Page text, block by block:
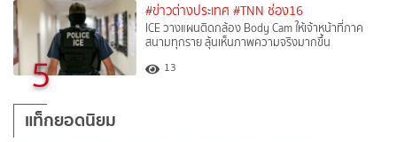
5
#ข่าวต่างประเทศ #TNN ช่อง16
ICE วางแผนติดกล้อง Body Cam ให้เจ้าหน้าที่ภาค
สนามทุกราย ลุ้นเห็นภาพความจริงมากขึ้น
13
แท็กยอดนิยม